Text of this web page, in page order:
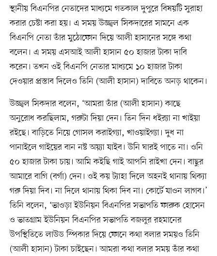
স্থানীয় বিএনপির নেতাদের মাধ্যমে গতকাল দুপুরে বিষয়টি সুরাহা
করার চেষ্টা করা হয়। এ সময় উজ্জ্বল সিকদারের সামনে এক
বিএনপি নেতা তাঁর মুঠোফোন দিয়ে আলী হাসানের সঙ্গে কথা
বলেন। এ সময় এসআই আলী হাসান ৫০ হাজার টাকা দাবি
করেন। তখন ওই বিএনপি নেতার মাধ্যমে ১০ হাজার টাকা
দেওয়ার প্রস্তাব দিলেও তিনি (আলী হাসান) দাবিতে অনড় থাকেন।
উজ্জ্বল সিকদার বলেন, ‘আমরা তাঁর (আলী হাসান) কাছে
অনুরোধ করছিলাম, গরুটা দিয়া দেন। তিন দিন ধইর‍্যা না খাইয়া
রইছে। বাড়িতে নিয়ে গোসল করাইগ্যা, খাওয়াইগ্যা। দুধ না
পানাইলে গাইয়ের বান নষ্ট অয়্যা যাইব। উনি ঘারই পাতে না। ওনি
৫০ হাজার টাকা চায়। আমি কইছি গাই আপনি রাইখা দেন। বাছুর
আমারে বাগি (বর্গা) দেন। ওই কয় ট্যাহা দিলে অহনই থানায় থিক্যা
গরু দিয়া দিব। না দিলে থানায় থিকা দিব না। কোর্টে যাওন লাগব।’
তিনি বলেন, ‘ভাওড়া ইউনিয়ন বিএনপির সভাপতি ফারুক হোসেন
ও ভাতগ্রাম ইউনিয়ন বিএনপির সভাপতি বজলুর রহমানের
উপস্থিতিতে লাউড স্পিকার দিয়ে ফোনে কথা বলার সময়ও তিনি
(আলী হাসান) টাকা চাইছেন। আমরা কথা বলার সময় তাঁর কথা